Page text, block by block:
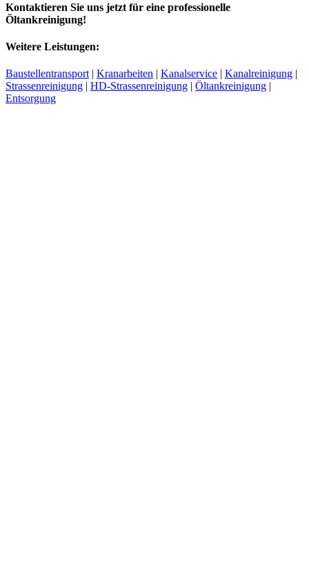
Kontaktieren Sie uns jetzt für eine professionelle
Öltankreinigung!
Weitere Leistungen:
Baustellentransport | Kranarbeiten | Kanalservice | Kanalreinigung |
Strassenreinigung | HD-Strassenreinigung | Öltankreinigung |
Entsorgung